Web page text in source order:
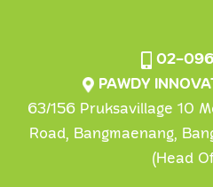
02-
PAWDY
63/156 Pruksavillage 10
Road, Bangmaenang,
(Head